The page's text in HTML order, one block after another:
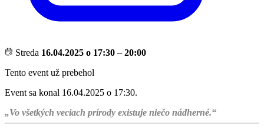
Streda 16.04.2025 o 17:30 – 20:00
Tento event už prebehol
Event sa konal 16.04.2025 o 17:30.
„Vo všetkých veciach prírody existuje niečo nádherné.“